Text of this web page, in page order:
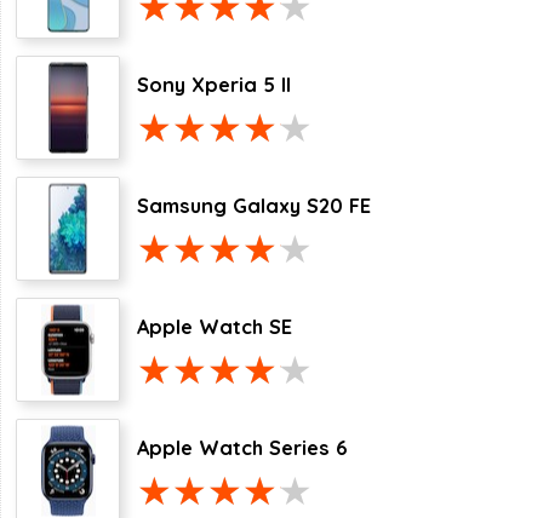
Sony Xperia 5 II
Samsung Galaxy S20 FE
Apple Watch SE
Apple Watch Series 6